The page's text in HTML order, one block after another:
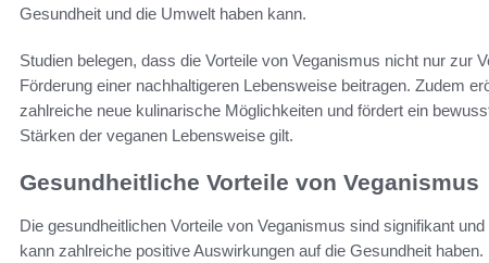
Gesundheit und die Umwelt haben kann.
Studien belegen, dass die Vorteile von Veganismus nicht nur zur
Förderung einer nachhaltigeren Lebensweise beitragen. Zudem
zahlreiche neue kulinarische Möglichkeiten und fördert ein
Stärken der veganen Lebensweise gilt.
Gesundheitliche Vorteile von Veganismus
Die gesundheitlichen Vorteile von Veganismus sind signifikant
kann zahlreiche positive Auswirkungen auf die Gesundheit haben.